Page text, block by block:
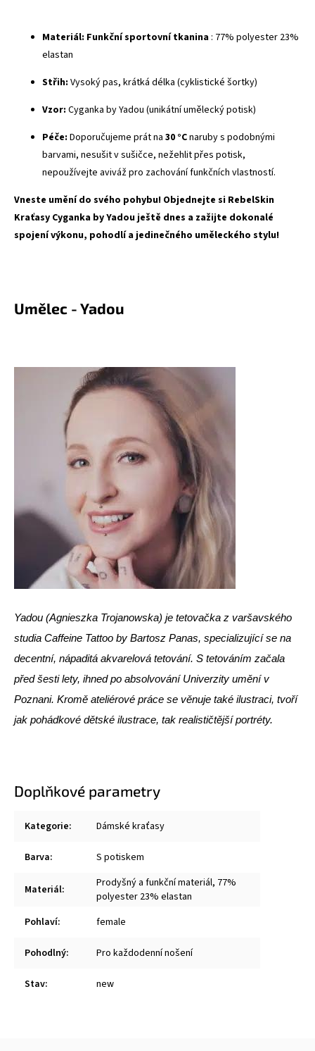
Materiál: Funkční sportovní tkanina : 77% polyester 23%
elastan
Střih: Vysoký pas, krátká délka (cyklistické šortky)
Vzor: Cyganka by Yadou (unikátní umělecký potisk)
Péče: Doporučujeme prát na 30 °Cnaruby s podobnými
barvami, nesušit v sušičce, nežehlit přes potisk,
nepoužívejte aviváž pro zachování funkčních vlastností.
Vneste umění do svého pohybu! Objednejte si RebelSkin
Kraťasy Cyganka by Yadou ještě dnes a zažijte dokonalé
spojení výkonu, pohodlí a jedinečného uměleckého stylu!
Umělec - Yadou
Yadou (Agnieszka Trojanowska) je tetovačka z varšavského
studia Caffeine Tattoo by Bartosz Panas, specializující se na
decentní, nápaditá akvarelová tetování. S tetováním začala
před šesti lety, ihned po absolvování Univerzity umění v
Poznani. Kromě ateliérové práce se věnuje také ilustraci, tvoří
jak pohádkové dětské ilustrace, tak realističtější portréty.
Doplňkové parametry
Kategorie: Dámské kraťasy
Barva: S potiskem
Materiál:
Prodyšný a funkční materiál, 77%
polyester 23% elastan
Pohlaví: female
Pohodlný: Pro každodenní nošení
Stav: new